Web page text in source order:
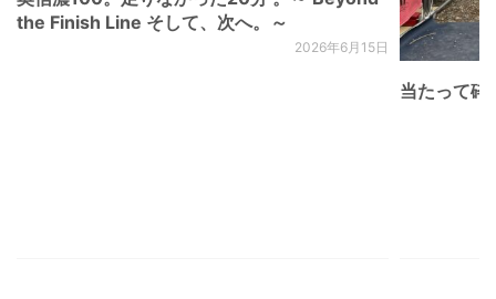
the Finish Line そして、次へ。～
2026年6月15日
当たって砕